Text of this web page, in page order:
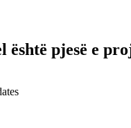
është pjesë e